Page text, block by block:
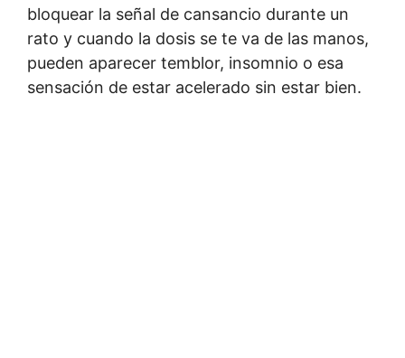
bloquear la señal de cansancio durante un
rato y cuando la dosis se te va de las manos,
pueden aparecer temblor, insomnio o esa
sensación de estar acelerado sin estar bien.